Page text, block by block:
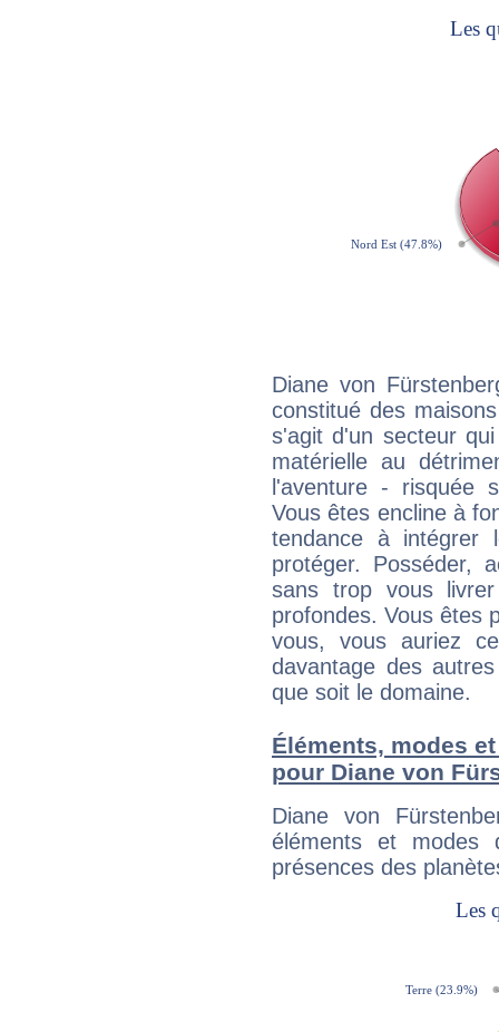
Diane von
constitué des
s'agit d'un secteur
matérielle au
l'aventure - risquée
Vous êtes encline à
tendance à
protéger. Posséder,
sans trop vous
profondes. Vous êtes
vous, vous auriez
davantage des
que soit le domaine.
Éléments, modes
pour Diane von
Diane von
éléments et modes
présences des